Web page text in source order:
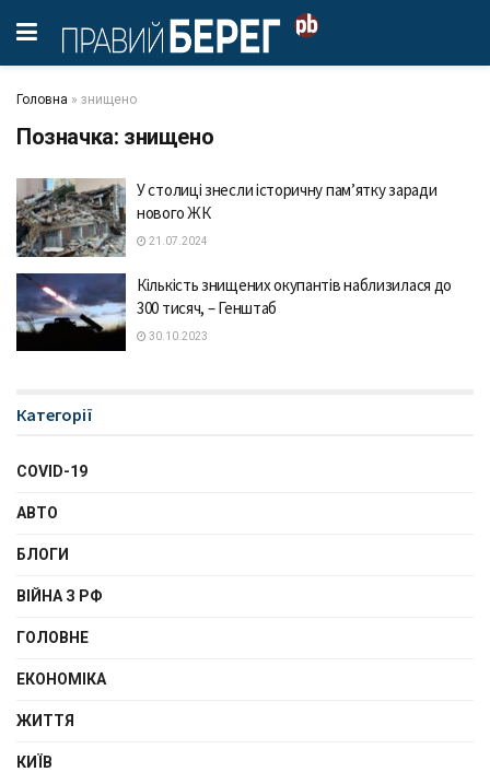
Головна » знищено
Позначка: знищено
У столиці знесли історичну пам’ятку заради
нового ЖК
21.07.2024
Кількість знищених окупaнтів нaблизилaся до
300 тисяч, – Генштaб
30.10.2023
Категорії
COVID-19
АВТО
БЛОГИ
ВІЙНА З РФ
ГОЛОВНЕ
ЕКОНОМІКА
ЖИТТЯ
КИЇВ